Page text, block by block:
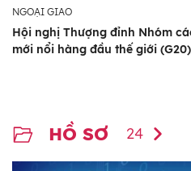
NGOẠI GIAO
Hội nghị Thượng đỉnh Nhóm
mới nổi hàng đầu thế giới
HỒ SƠ 24